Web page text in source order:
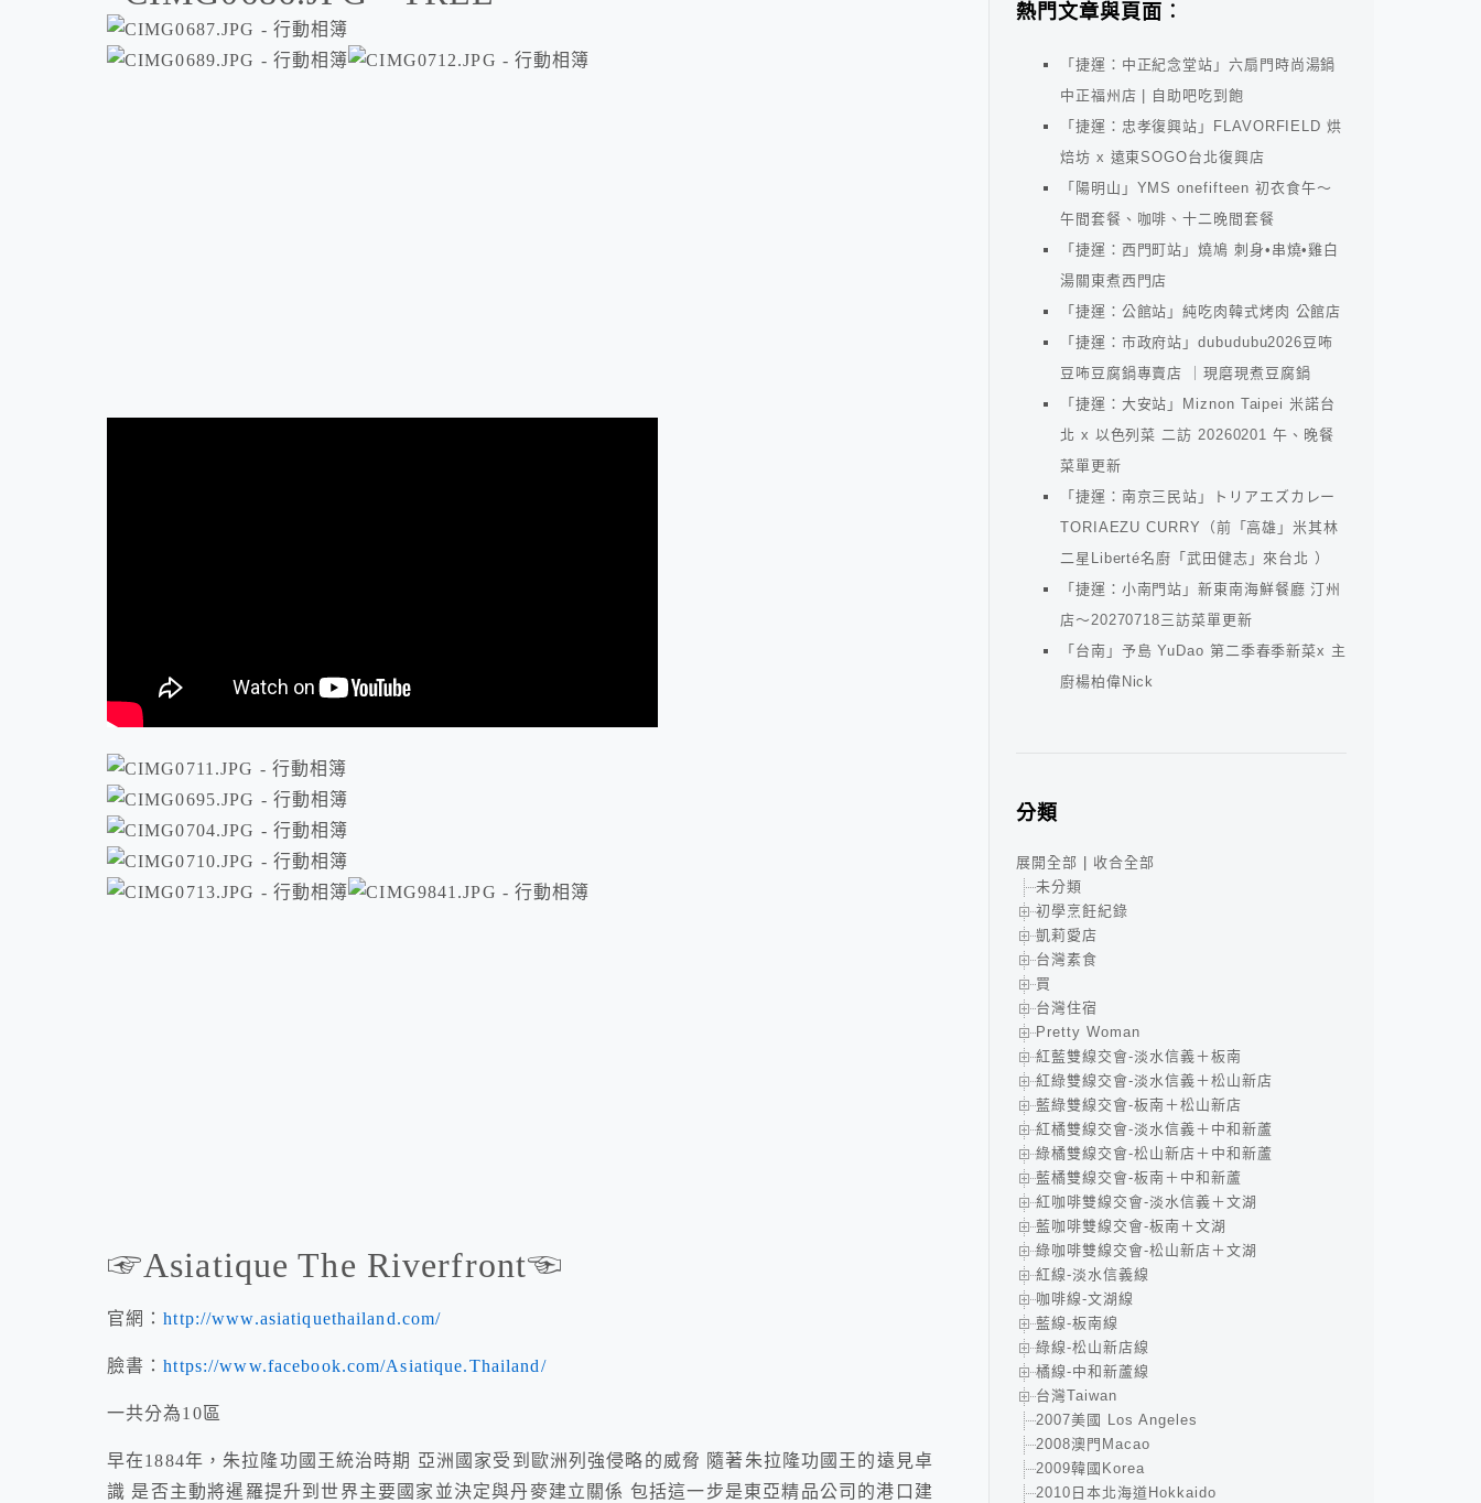
☞Asiatique The Riverfront☜
官網：http://www.asiatiquethailand.com/
臉書：https://www.facebook.com/Asiatique.Thailand/
一共分為10區
早在1884年，朱拉隆功國王統治時期 亞洲國家受到歐洲列強侵略的威脅 隨著朱拉隆功國王的遠見卓
識 是否主動將暹羅提升到世界主要國家並決定與丹麥建立關係 包括這一步是東亞精品公司的港口建
熱門文章與頁面︰
「捷運：中正紀念堂站」六扇門時尚湯鍋
中正福州店 | 自助吧吃到飽
「捷運：忠孝復興站」FLAVORFIELD 烘
焙坊 x 遠東SOGO台北復興店
「陽明山」YMS onefifteen 初衣食午～
午間套餐、咖啡、十二晚間套餐
「捷運：西門町站」燒鳩 刺身•串燒•雞白
湯關東煮西門店
「捷運：公館站」純吃肉韓式烤肉 公館店
「捷運：市政府站」dubudubu2026豆咘
豆咘豆腐鍋專賣店 ｜現磨現煮豆腐鍋
「捷運：大安站」Miznon Taipei 米諾台
北 x 以色列菜 二訪 20260201 午、晚餐
菜單更新
「捷運：南京三民站」トリアエズカレー
TORIAEZU CURRY（前「高雄」米其林
二星Liberté名廚「武田健志」來台北 ）
「捷運：小南門站」新東南海鮮餐廳 汀州
店～20270718三訪菜單更新
「台南」予島 YuDao 第二季春季新菜x 主
廚楊柏偉Nick
分類
展開全部
收合全部
未分類
初學烹飪紀錄
凱莉愛店
台灣素食
買
台灣住宿
Pretty Woman
紅藍雙線交會-淡水信義＋板南
紅綠雙線交會-淡水信義＋松山新店
藍綠雙線交會-板南＋松山新店
紅橘雙線交會-淡水信義＋中和新蘆
綠橘雙線交會-松山新店＋中和新蘆
藍橘雙線交會-板南＋中和新蘆
紅咖啡雙線交會-淡水信義＋文湖
藍咖啡雙線交會-板南＋文湖
綠咖啡雙線交會-松山新店＋文湖
紅線-淡水信義線
咖啡線-文湖線
藍線-板南線
綠線-松山新店線
橘線-中和新蘆線
台灣Taiwan
2007美國 Los Angeles
2008澳門Macao
2009韓國Korea
2010日本北海道Hokkaido